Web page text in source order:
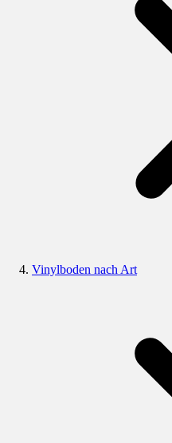
Vinylboden nach Art